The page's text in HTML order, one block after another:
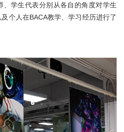
、学生代表分别从各自的角度对学生
个人在BACA教学、学习经历进行了